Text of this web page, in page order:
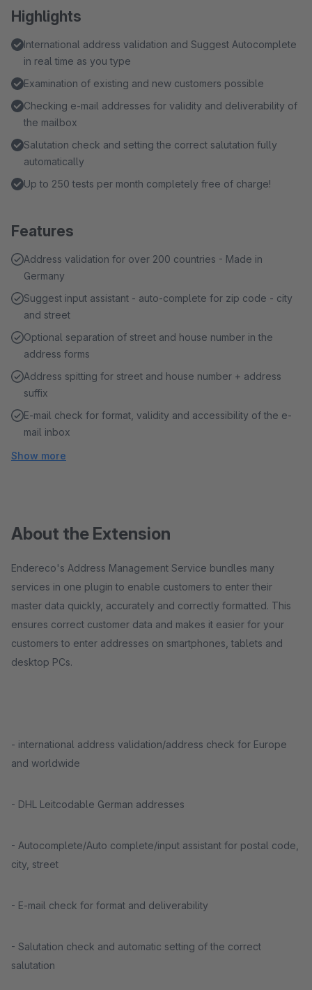
Highlights
International address validation and Suggest Autocomplete
in real time as you type
Examination of existing and new customers possible
Checking e-mail addresses for validity and deliverability of
the mailbox
Salutation check and setting the correct salutation fully
automatically
Up to 250 tests per month completely free of charge!
Features
Address validation for over 200 countries - Made in
Germany
Suggest input assistant - auto-complete for zip code - city
and street
Optional separation of street and house number in the
address forms
Address spitting for street and house number + address
suffix
E-mail check for format, validity and accessibility of the e-
mail inbox
Show more
About the Extension
Endereco's Address Management Service bundles many
services in one plugin to enable customers to enter their
master data quickly, accurately and correctly formatted. This
ensures correct customer data and makes it easier for your
customers to enter addresses on smartphones, tablets and
desktop PCs.
- international address validation/address check for Europe
and worldwide
- DHL Leitcodable German addresses
- Autocomplete/Auto complete/input assistant for postal code,
city, street
- E-mail check for format and deliverability
- Salutation check and automatic setting of the correct
salutation